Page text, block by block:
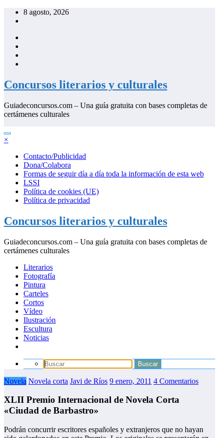
Saltar
8 agosto, 2026
Concursos literarios y culturales
certámenes culturales
Contacto/Publicidad
Dona/Colabora
Formas de seguir día a día toda la información de esta web
LSSI
Política de privacidad
Concursos literarios y culturales
certámenes culturales
Literarios
Fotografía
Pintura
Carteles
Cortos
Vídeo
Ilustración
Novela Novela corta Javi de Ríos 9 enero, 2011 4 Comentarios
«Ciudad de Barbastro»